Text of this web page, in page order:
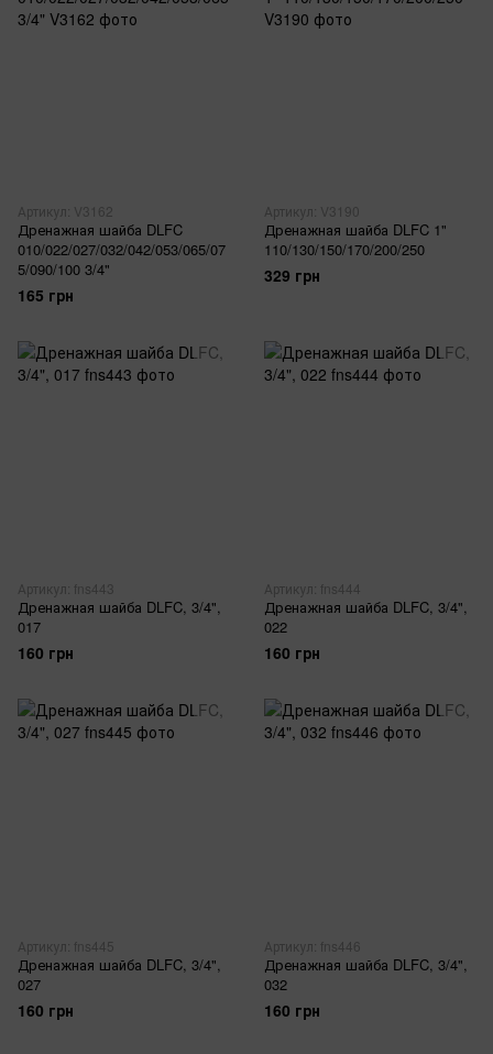
Артикул: V3162
Дренажная шайба DLFC
010/022/027/032/042/053/065/07
5/090/100 3/4"
165 грн
Артикул: V3190
Дренажная шайба DLFC 1"
110/130/150/170/200/250
329 грн
Артикул: fns443
Дренажная шайба DLFC, 3/4",
017
160 грн
Артикул: fns444
Дренажная шайба DLFC, 3/4",
022
160 грн
Артикул: fns445
Дренажная шайба DLFC, 3/4",
027
160 грн
Артикул: fns446
Дренажная шайба DLFC, 3/4",
032
160 грн